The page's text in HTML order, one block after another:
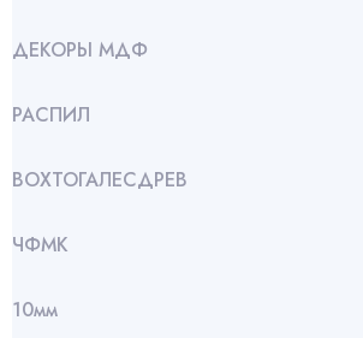
ДЕКОРЫ МДФ
РАСПИЛ
ВОХТОГАЛЕСДРЕВ
ЧФМК
10мм